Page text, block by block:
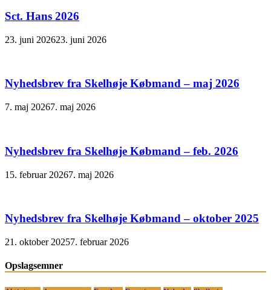
Sct. Hans 2026
23. juni 202623. juni 2026
Nyhedsbrev fra Skelhøje Købmand – maj 2026
7. maj 20267. maj 2026
Nyhedsbrev fra Skelhøje Købmand – feb. 2026
15. februar 20267. maj 2026
Nyhedsbrev fra Skelhøje Købmand – oktober 2025
21. oktober 20257. februar 2026
Opslagsemner